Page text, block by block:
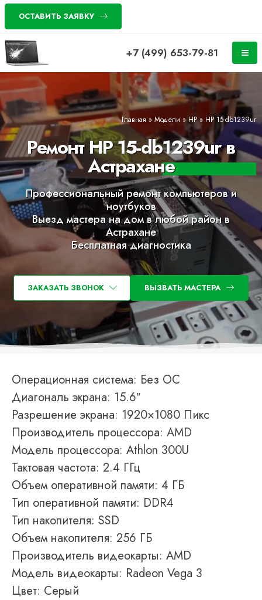
ОСТАВИТЬ ЗАЯВКУ
+7 (499) 653-79-81
Главная » Модели »HP» HP 15-db1239ur
Ремонт HP 15-db1239ur в
Астрахане
Профессиональный ремонт компьютеров и
ноутбуков
Выезд мастера на дом в любой район в
Астрахане
Бесплатная диагностика
ЗАКАЗАТЬ ЗВОНОК ВЫЗВАТЬ МАСТЕРА
Операционная система: Без ОС
Диагональ экрана: 15.6″
Разрешение экрана: 1920×1080 Пикс
Производитель процессора: AMD
Модель процессора: Athlon 300U
Тактовая частота: 2.4 ГГц
Объем оперативной памяти: 4 ГБ
Тип оперативной памяти: DDR4
Тип накопителя: SSD
Объем накопителя: 256 ГБ
Производитель видеокарты: AMD
Модель видеокарты: Radeon Vega 3
Цвет: Серый